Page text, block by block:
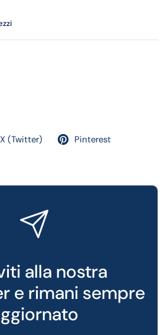
X (Twitter) Pinterest
alla nostra
e rimani sempre